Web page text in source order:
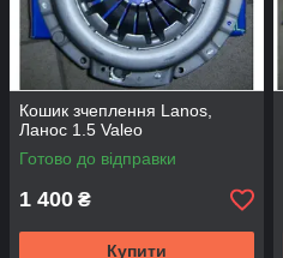
Кошик зчеплення Lanos,
Ланос 1.5 Valeo
Готово до відправки
1 400 ₴
Купити